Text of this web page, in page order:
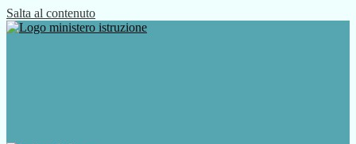
Salta al contenuto